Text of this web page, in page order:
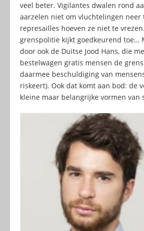
veel beter. Vigilantes dwalen rond
aarzelen niet om vluchtelingen neer
represailles hoeven ze niet te
grenspolitie kijkt goedkeurend toe…
door ook de Duitse Jood Hans, die
bestelwagen gratis mensen de
daarmee beschuldiging van
riskeert). Ook dat komt aan bod: de
kleine maar belangrijke vormen van